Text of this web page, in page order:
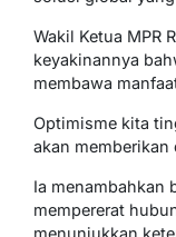
Wakil Ketua MPR
keyakinannya
membawa
Optimisme kita
akan memberikan
Ia menambahkan
mempererat
menunjukkan